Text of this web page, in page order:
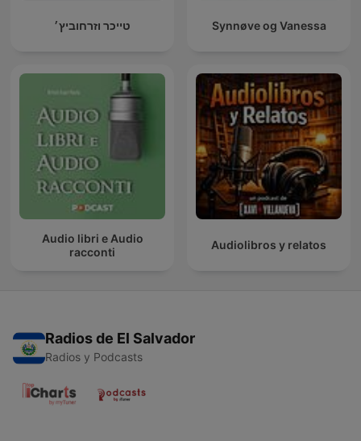
טייכר וזרחוביץ׳ Synnøve og Vanessa
Audio libri e Audio
racconti
Audiolibros y relatos
Radios de El Salvador
Radios y Podcasts